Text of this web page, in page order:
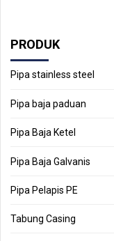
PRODUK
Pipa stainless steel
Pipa baja paduan
Pipa Baja Ketel
Pipa Baja Galvanis
Pipa Pelapis PE
Tabung Casing